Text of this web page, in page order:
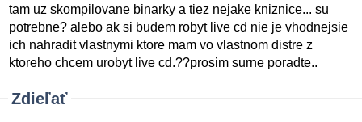
tam uz skompilovane binarky a tiez nejake kniznice... su
potrebne? alebo ak si budem robyt live cd nie je vhodnejsie
ich nahradit vlastnymi ktore mam vo vlastnom distre z
ktoreho chcem urobyt live cd.??prosim surne poradte..
Zdieľať